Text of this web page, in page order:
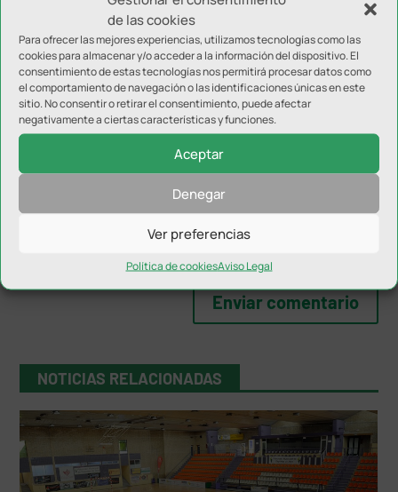
de las cookies
Para ofrecer las mejores experiencias, utilizamos tecnologías como las
cookies para almacenar y/o acceder a la información del dispositivo. El
consentimiento de estas tecnologías nos permitirá procesar datos como
el comportamiento de navegación o las identificaciones únicas en este
sitio. No consentir o retirar el consentimiento, puede afectar
negativamente a ciertas características y funciones.
Aceptar
Denegar
Ver preferencias
Política de cookiesAviso Legal
NOTICIAS RELACIONADAS